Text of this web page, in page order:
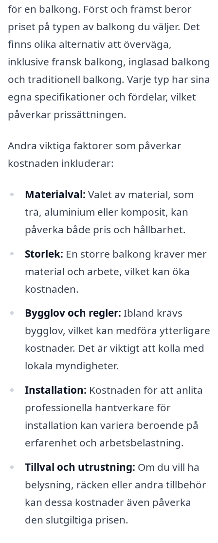
för en balkong. Först och främst beror
priset på typen av balkong du väljer. Det
finns olika alternativ att överväga,
inklusive fransk balkong, inglasad balkong
och traditionell balkong. Varje typ har sina
egna specifikationer och fördelar, vilket
påverkar prissättningen.
Andra viktiga faktorer som påverkar
kostnaden inkluderar:
Materialval: Valet av material, som
trä, aluminium eller komposit, kan
påverka både pris och hållbarhet.
Storlek: En större balkong kräver mer
material och arbete, vilket kan öka
kostnaden.
Bygglov och regler: Ibland krävs
bygglov, vilket kan medföra ytterligare
kostnader. Det är viktigt att kolla med
lokala myndigheter.
Installation: Kostnaden för att anlita
professionella hantverkare för
installation kan variera beroende på
erfarenhet och arbetsbelastning.
Tillval och utrustning: Om du vill ha
belysning, räcken eller andra tillbehör
kan dessa kostnader även påverka
den slutgiltiga prisen.